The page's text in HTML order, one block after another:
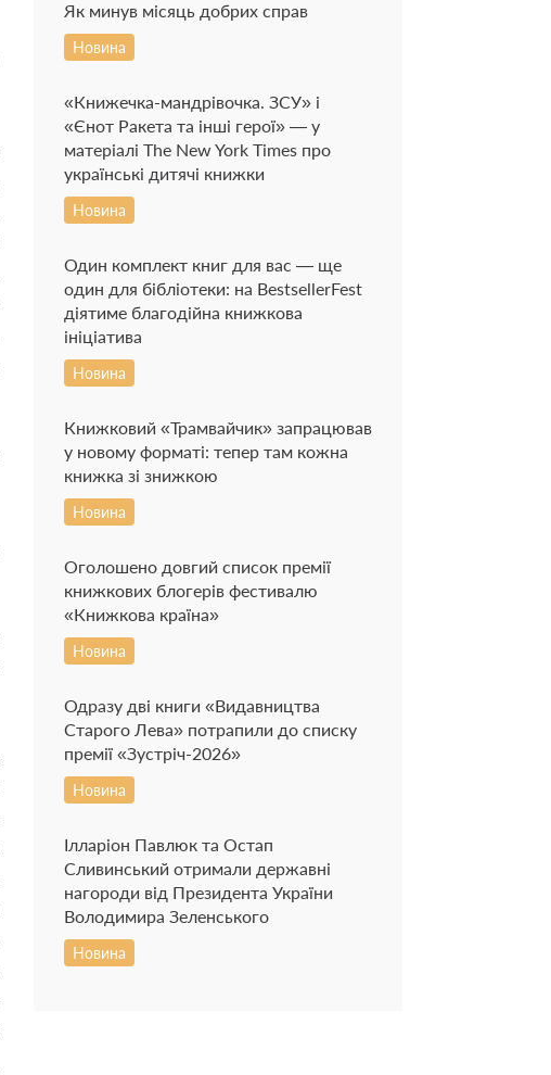
Як минув місяць добрих справ
Новина
«Книжечка-мандрівочка. ЗСУ» і
«Єнот Ракета та інші герої» — у
матеріалі The New York Times про
українські дитячі книжки
Новина
Один комплект книг для вас — ще
один для бібліотеки: на BestsellerFest
діятиме благодійна книжкова
ініціатива
Новина
Книжковий «Трамвайчик» запрацював
у новому форматі: тепер там кожна
книжка зі знижкою
Новина
Оголошено довгий список премії
книжкових блогерів фестивалю
«Книжкова країна»
Новина
Одразу дві книги «Видавництва
Старого Лева» потрапили до списку
премії «Зустріч-2026»
Новина
Ілларіон Павлюк та Остап
Сливинський отримали державні
нагороди від Президента України
Володимира Зеленського
Новина